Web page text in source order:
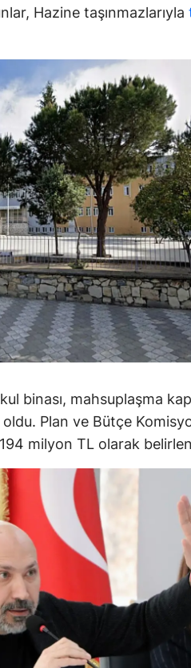
Zonguldak
Bayburt
Karaman
Kırıkkale
Batman
Şırnak
Bartın
Ardahan
Iğdır
Yalova
Kilis
Osmaniye
Düzce
Hazine taşınmazlarıyla
binası, mahsuplaşma
Plan ve Bütçe
milyon TL olarak